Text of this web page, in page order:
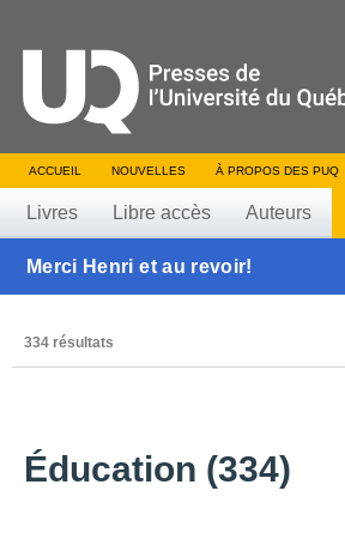
ACCUEIL NOUVELLES À PROPOS DES PUQ
Livres Libre accès Auteurs
Merci Henri et au revoir!
334 résultats
Éducation (334)